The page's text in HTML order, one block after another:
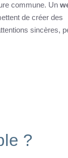
commune. Un
de créer des
sincères,
?